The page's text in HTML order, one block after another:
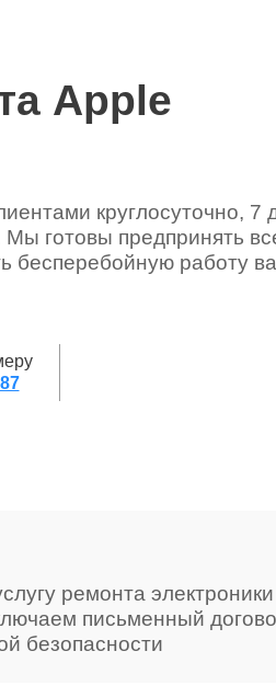
Apple
круглосуточно, 7
готовы предпринять
бесперебойную работу
ремонта
письменный
безопасности